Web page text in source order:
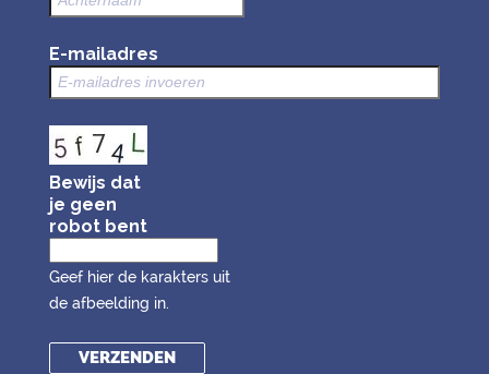
E-mailadres
Bewijs dat
je geen
robot bent
Geef hier de karakters uit
de afbeelding in.